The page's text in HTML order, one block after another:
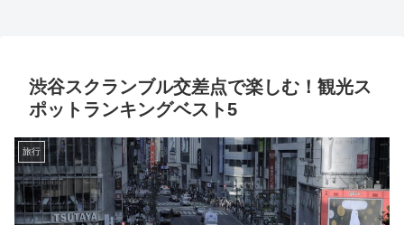
渋谷スクランブル交差点で楽しむ！観光ス
ポットランキングベスト5
旅行